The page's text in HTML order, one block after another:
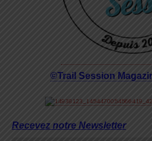
©Trail Session
Recevez notre Newsletter